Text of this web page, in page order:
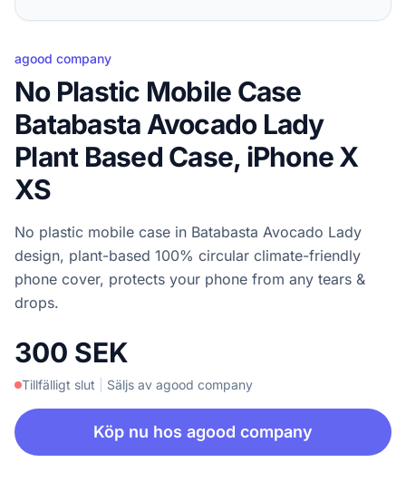
agood company
No Plastic Mobile Case
Batabasta Avocado Lady
Plant Based Case, iPhone X
XS
No plastic mobile case in Batabasta Avocado Lady
design, plant-based 100% circular climate-friendly
phone cover, protects your phone from any tears &
drops.
300 SEK
Tillfälligt slut Säljs av agood company
Köp nu hos agood company